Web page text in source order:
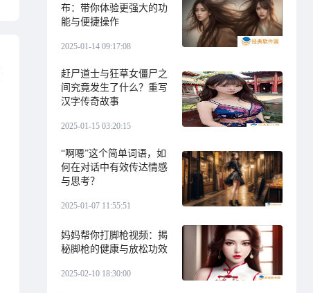
布：带你体验更强大的功
能与便捷操作
2025-01-14 09:17:08
赶尸道士与狂草女僵尸之
间究竟发生了什么？重写
汉字传奇故事
2025-01-15 03:20:15
“啊嗯”这个简单词语，如
何在对话中有效传达情感
与思考？
2025-01-07 11:55:51
妈妈帮你打脚枪视频：揭
秘脚枪的健康与放松功效
2025-02-10 18:30:00